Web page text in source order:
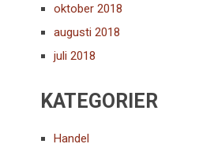
oktober 2018
augusti 2018
juli 2018
KATEGORIER
Handel